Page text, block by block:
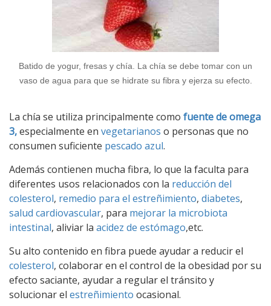
Batido de yogur, fresas y chía. La chía se debe tomar con un
vaso de agua para que se hidrate su fibra y ejerza su efecto.
La chía se utiliza principalmente como fuente de omega
3,especialmente en vegetarianos o personas que no
consumen suficiente pescado azul.
Además contienen mucha fibra, lo que la faculta para
diferentes usos relacionados con la reducción del
colesterol, remedio para el estreñimiento, diabetes,
salud cardiovascular, para mejorar la microbiota
intestinal, aliviar la acidez de estómago,etc.
Su alto contenido en fibra puede ayudar a reducir el
colesterol, colaborar en el control de la obesidad por su
efecto saciante, ayudar a regular el tránsito y
solucionar el estreñimiento ocasional.